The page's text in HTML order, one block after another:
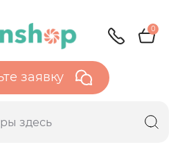
0
заявку